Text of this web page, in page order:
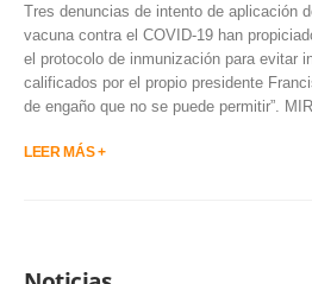
Tres denuncias de intento de aplicación
vacuna contra el COVID-19 han
el protocolo de inmunización para evitar
calificados por el propio presidente
de engaño que no se puede permitir”.
LEER MÁS +